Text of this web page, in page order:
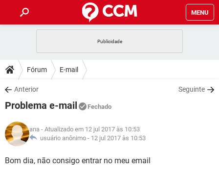
MENU
CELULAR
OUTLOOK
INSTAGRAM
GUIA DE COMPRAS
DICAS
JOGOS
INSTAGRAM GMAIL
GUIA DE COMPRAS
DOWNLOADS
JOGOS
CELULAR
OUTLOOK EXCEL
INSTAGRAM
JOGOS WHATSAPP
CELULAR
OUTLOOK EXCEL
GLOSSÁRIO
JOGOS WHATSAPP
Fórum E-mail
Anterior Seguinte
Problema e-mail Fechado
ana - Atualizado em 12 jul 2017 às 10:53
usuário anônimo - 12 jul 2017 às 10:53
Bom dia, não consigo entrar no meu email